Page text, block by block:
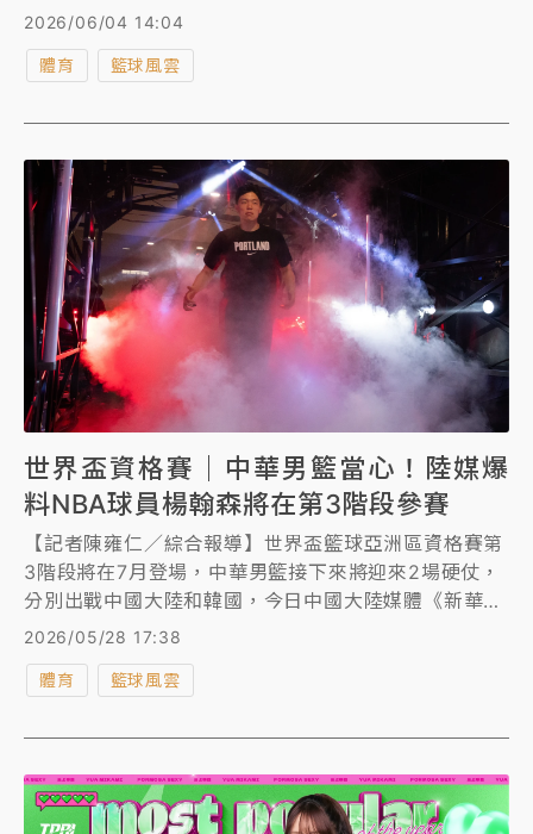
總教練李逸驊終止合作。
2026/06/04 14:04
體育 籃球風雲
世界盃資格賽｜中華男籃當心！陸媒爆
料NBA球員楊翰森將在第3階段參賽
【記者陳雍仁／綜合報導】世界盃籃球亞洲區資格賽第
3階段將在7月登場，中華男籃接下來將迎來2場硬仗，
分別出戰中國大陸和韓國，今日中國大陸媒體《新華
社》報導，目前效力NBA拓荒者隊的楊翰森將會在第3
階段加入中國大陸男籃隊，中華男籃勢必得要小心提
防。
2026/05/28 17:38
體育 籃球風雲